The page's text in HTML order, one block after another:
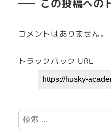
この投稿への
コメントはありません。
トラックバック URL
検
索